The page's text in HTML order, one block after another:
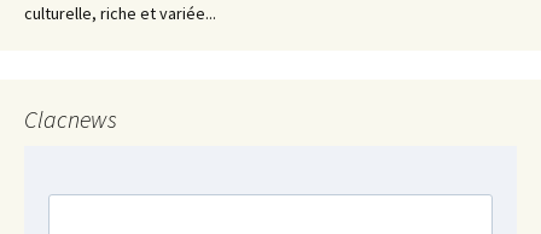
culturelle, riche et variée...
Clacnews